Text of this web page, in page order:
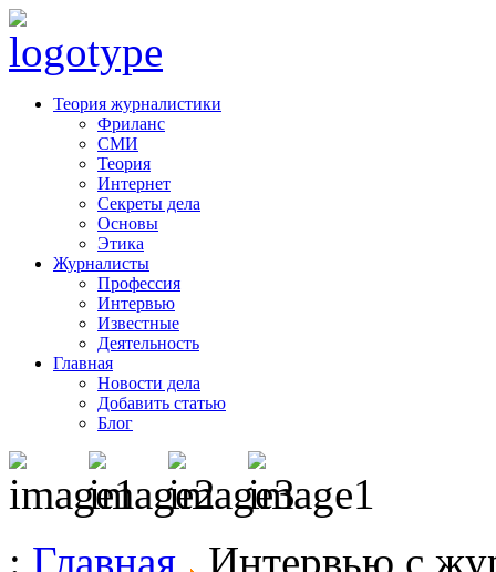
Теория журналистики
Фриланс
СМИ
Теория
Интернет
Секреты дела
Основы
Этика
Журналисты
Профессия
Интервью
Известные
Деятельность
Главная
Новости дела
Добавить статью
Блог
: Главная Интервью с